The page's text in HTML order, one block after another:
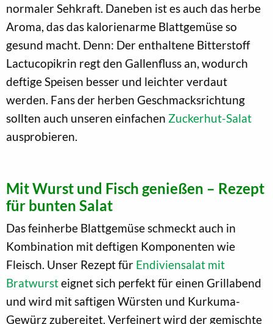
normaler Sehkraft. Daneben ist es auch das herbe
Aroma, das das kalorienarme Blattgemüse so
gesund macht. Denn: Der enthaltene Bitterstoff
Lactucopikrin regt den Gallenfluss an, wodurch
deftige Speisen besser und leichter verdaut
werden. Fans der herben Geschmacksrichtung
sollten auch unseren einfachen Zuckerhut-Salat
ausprobieren.
Mit Wurst und Fisch genießen – Rezept
für bunten Salat
Das feinherbe Blattgemüse schmeckt auch in
Kombination mit deftigen Komponenten wie
Fleisch. Unser Rezept für Endiviensalat mit
Bratwursteignet sich perfekt für einen Grillabend
und wird mit saftigen Würsten und Kurkuma-
Gewürz zubereitet. Verfeinert wird der gemischte